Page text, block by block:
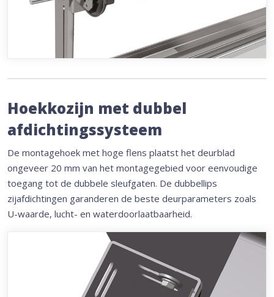
Hoekkozijn met dubbel
afdichtingssysteem
De montagehoek met hoge flens plaatst het deurblad
ongeveer 20 mm van het montagegebied voor eenvoudige
toegang tot de dubbele sleufgaten. De dubbellips
zijafdichtingen garanderen de beste deurparameters zoals
U-waarde, lucht- en waterdoorlaatbaarheid.